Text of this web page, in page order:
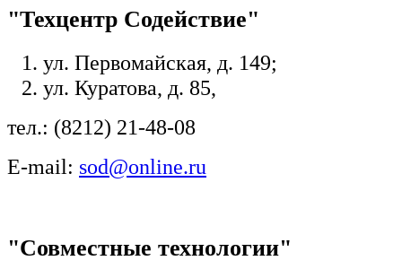
"Техцентр Содействие"
ул. Первомайская, д. 149;
ул. Куратова, д. 85,
тел.: (8212) 21-48-08
E-mail: sod@online.ru
"Совместные технологии"